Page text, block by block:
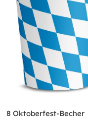
8 Oktoberfest-Becher